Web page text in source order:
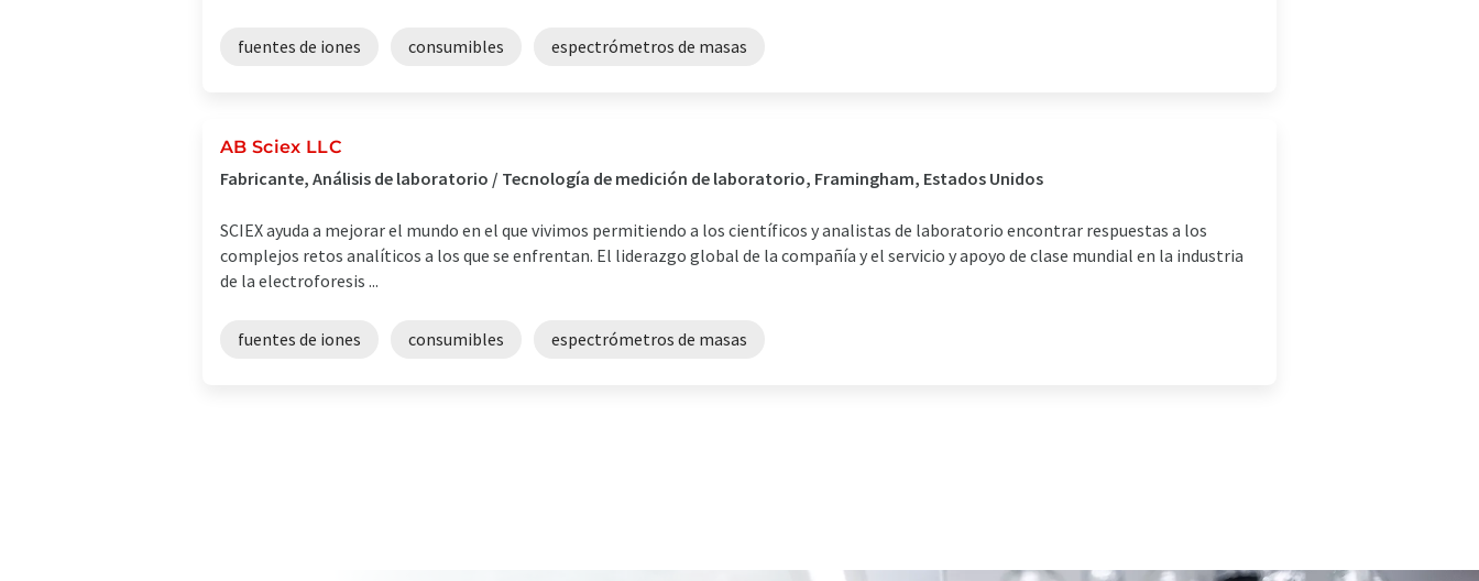
fuentes de iones consumibles espectrómetros de masas
AB Sciex LLC
Fabricante, Análisis de laboratorio / Tecnología de medición de laboratorio, Framingham, Estados Unidos
SCIEX ayuda a mejorar el mundo en el que vivimos permitiendo a los científicos y analistas de laboratorio encontrar respuestas a los
complejos retos analíticos a los que se enfrentan. El liderazgo global de la compañía y el servicio y apoyo de clase mundial en la industria
de la electroforesis ...
fuentes de iones consumibles espectrómetros de masas